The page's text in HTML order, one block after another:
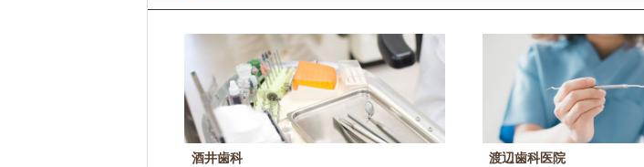
酒井歯科 渡辺歯科医院